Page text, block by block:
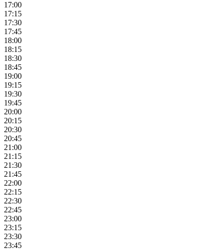
17:00
17:15
17:30
17:45
18:00
18:15
18:30
18:45
19:00
19:15
19:30
19:45
20:00
20:15
20:30
20:45
21:00
21:15
21:30
21:45
22:00
22:15
22:30
22:45
23:00
23:15
23:30
23:45